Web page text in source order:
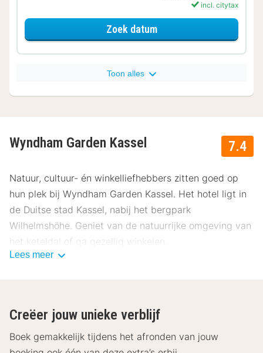
incl. citytax
Zoek datumvoor Business 2
Toon alles
7.4
Wyndham Garden Kassel
Natuur, cultuur- én winkelliefhebbers zitten goed op
hun plek bij Wyndham Garden Kassel. Het hotel ligt in
de Duitse stad Kassel, nabij het bergpark
Wilhelmshöhe. Geniet van de natuurrijke omgeving van
het keteldal of ga gezellig winkelen.
hotelgast gratis toegang tot Wi-Fi. Begin de dag goed
met een uitgebreid ontbijtbuffet in het hotel. In
Wyndham Garden Kassel kun je volledig tot rust
Lees meer
Creëer jouw unieke verblijf
Boek gemakkelijk tijdens het afronden van jouw